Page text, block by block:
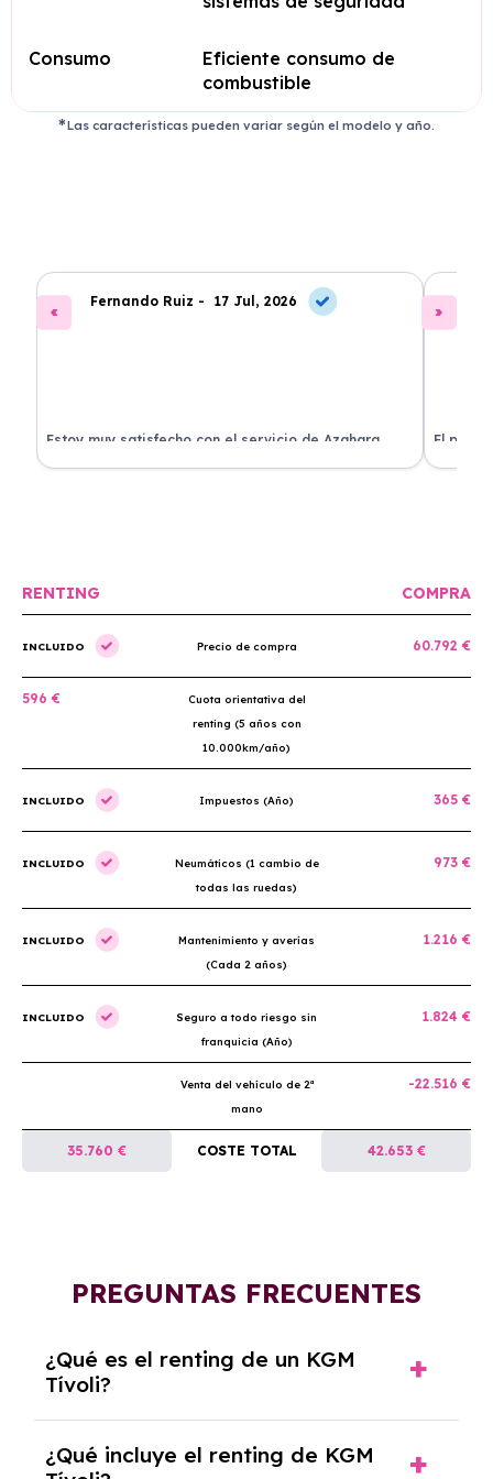
Consumo
Eficiente consumo de
combustible
Las características pueden variar según el modelo y año.
Fernando Ruiz - 17 Jul, 2026
Estoy muy satisfecho con el servicio de Azahara
Renting. El coche está en perfectas condiciones y el
El
llegó
RENTING COMPRA
INCLUIDO Precio de compra 60.792 €
596 €
Cuota orientativa del
renting (5 años con
10.000km/año)
INCLUIDO Impuestos (Año) 365 €
INCLUIDO
Neumáticos (1 cambio de
todas las ruedas)
973 €
INCLUIDO
Mantenimiento y averías
(Cada 2 años)
1.216 €
INCLUIDO
Seguro a todo riesgo sin
franquicia (Año)
1.824 €
Venta del vehículo de 2ª
mano
-22.516 €
35.760 € COSTE TOTAL 42.653 €
PREGUNTAS FRECUENTES
¿Qué es el renting de un KGM
Tívoli?
alquiler a largo plazo en el que pagas una
¿Qué incluye el renting de KGM